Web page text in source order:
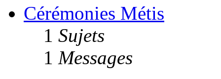
Cérémonies Métis
1 Sujets
1 Messages